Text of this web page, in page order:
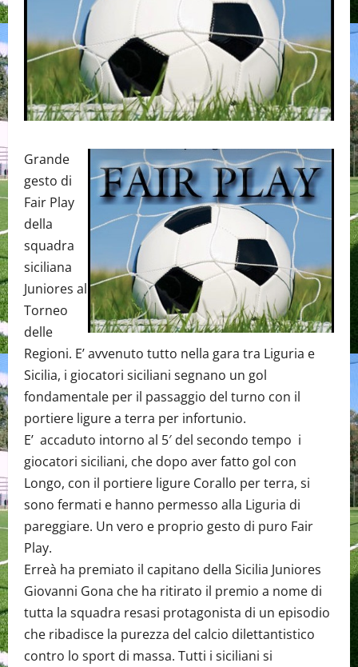
Grande
gesto di
Fair Play
della
squadra
siciliana
Juniores al
Torneo
delle
Regioni. E’ avvenuto tutto nella gara tra Liguria e
Sicilia, i giocatori siciliani segnano un gol
fondamentale per il passaggio del turno con il
portiere ligure a terra per infortunio.
E’ accaduto intorno al 5′ del secondo tempo i
giocatori siciliani, che dopo aver fatto gol con
Longo, con il portiere ligure Corallo per terra, si
sono fermati e hanno permesso alla Liguria di
pareggiare. Un vero e proprio gesto di puro Fair
Play.
Erreà ha premiato il capitano della Sicilia Juniores
Giovanni Gona che ha ritirato il premio a nome di
tutta la squadra resasi protagonista di un episodio
che ribadisce la purezza del calcio dilettantistico
contro lo sport di massa. Tutti i siciliani si